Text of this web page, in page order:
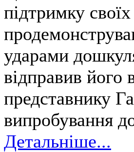
підтримку
ударами
відправив його
представнику
випробування
Детальніше...